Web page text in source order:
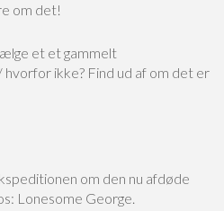
om det!
et et gammelt
ikke? Find ud af om det er
om den nu afdøde
Lonesome George.